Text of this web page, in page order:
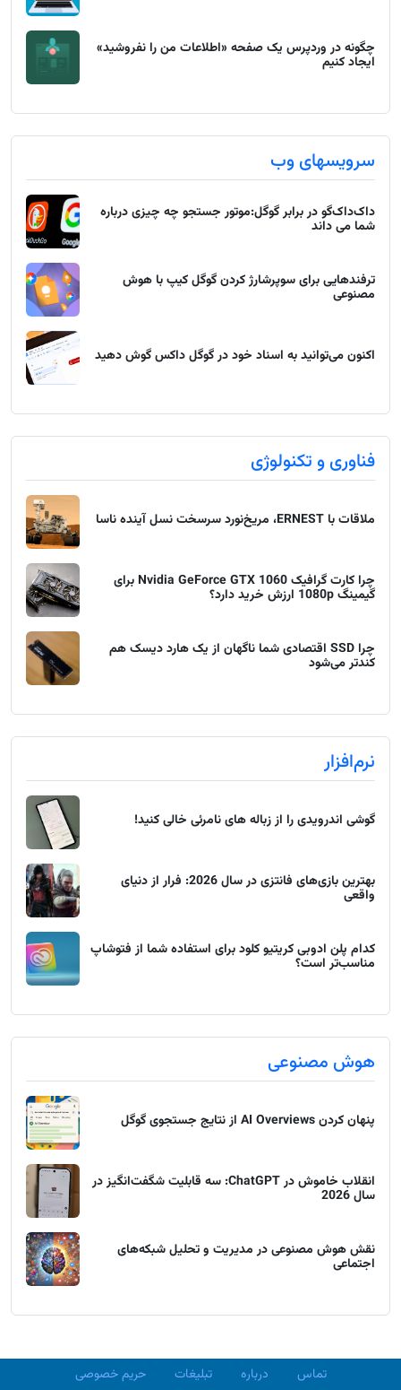
چگونه در وردپرس یک صفحه «اطلاعات من را نفروشید»
ایجاد کنیم
سرویسهای وب
داک‌داک‌گو در برابر گوگل:موتور جستجو چه چیزی درباره
شما می داند
ترفندهایی برای سوپرشارژ کردن گوگل کیپ با هوش
مصنوعی
اکنون می‌توانید به اسناد خود در گوگل داکس گوش دهید
فناوری و تکنولوژی
ملاقات با ERNEST، مریخ‌نورد سرسخت نسل آینده ناسا
چرا کارت گرافیک Nvidia GeForce GTX 1060 برای
گیمینگ 1080p ارزش خرید دارد؟
چرا SSD اقتصادی شما ناگهان از یک هارد دیسک هم
کندتر می‌شود
نرم‌افزار
گوشی اندرویدی را از زباله های نامرئی خالی کنید!
بهترین بازی‌های فانتزی در سال 2026: فرار از دنیای
واقعی
کدام پلن ادوبی کریتیو کلود برای استفاده شما از فتوشاپ
مناسب‌تر است؟
هوش مصنوعی
پنهان کردن AI Overviews از نتایج جستجوی گوگل
انقلاب خاموش در ChatGPT: سه قابلیت شگفت‌انگیز در
سال 2026
نقش هوش مصنوعی در مدیریت و تحلیل شبکه‌های
اجتماعی
تماس درباره تبلیغات حریم خصوصی